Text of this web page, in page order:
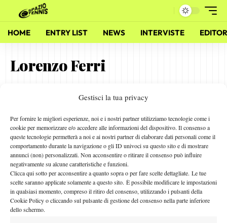
Gestisci la tua privacy
Per fornire le migliori esperienze, noi e i nostri partner utilizziamo tecnologie come i
cookie per memorizzare e/o accedere alle informazioni del dispositivo. Il consenso a
queste tecnologie permetterà a noi e ai nostri partner di elaborare dati personali come il
comportamento durante la navigazione o gli ID univoci su questo sito e di mostrare
annunci (non) personalizzati. Non acconsentire o ritirare il consenso può influire
negativamente su alcune caratteristiche e funzioni.
Clicca qui sotto per acconsentire a quanto sopra o per fare scelte dettagliate. Le tue
scelte saranno applicate solamente a questo sito. È possibile modificare le impostazioni
in qualsiasi momento, compreso il ritiro del consenso, utilizzando i pulsanti della
Cookie Policy o cliccando sul pulsante di gestione del consenso nella parte inferiore
dello schermo.
HOME ENTRY LIST NEWS INTERVISTE
Lorenzo Ferri
Lorenzo Ferri, l’under in viaggio con Sinner e Piatti
17 Febbraio 2020
Ufficio Stampa Tennis
Facebook